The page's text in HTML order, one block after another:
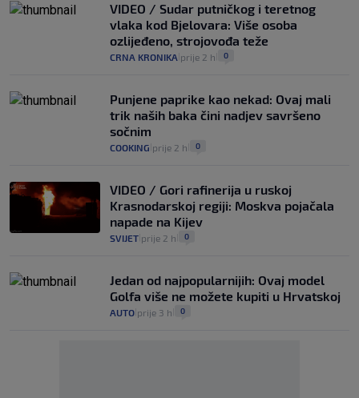
VIDEO / Sudar putničkog i teretnog
vlaka kod Bjelovara: Više osoba
ozlijeđeno, strojovođa teže
CRNA KRONIKA prije 2 h 0
Punjene paprike kao nekad: Ovaj mali
trik naših baka čini nadjev savršeno
sočnim
COOKING prije 2 h 0
VIDEO / Gori rafinerija u ruskoj
Krasnodarskoj regiji: Moskva pojačala
napade na Kijev
SVIJET prije 2 h 0
Jedan od najpopularnijih: Ovaj model
Golfa više ne možete kupiti u Hrvatskoj
AUTO prije 3 h 0